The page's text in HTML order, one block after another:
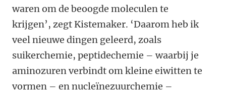
waren om de beoogde moleculen te
krijgen’, zegt Kistemaker. ‘Daarom heb ik
veel nieuwe dingen geleerd, zoals
suikerchemie, peptidechemie – waarbij je
aminozuren verbindt om kleine eiwitten te
vormen – en nucleïnezuurchemie –